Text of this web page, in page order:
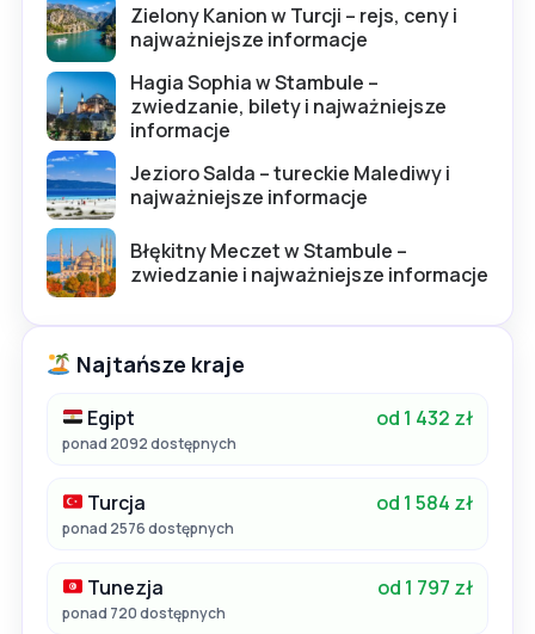
Zielony Kanion w Turcji – rejs, ceny i
najważniejsze informacje
Hagia Sophia w Stambule –
zwiedzanie, bilety i najważniejsze
informacje
Jezioro Salda – tureckie Malediwy i
najważniejsze informacje
Błękitny Meczet w Stambule –
zwiedzanie i najważniejsze informacje
Najtańsze kraje
Egipt od 1 432 zł
ponad 2092 dostępnych
Turcja od 1 584 zł
ponad 2576 dostępnych
Tunezja od 1 797 zł
ponad 720 dostępnych